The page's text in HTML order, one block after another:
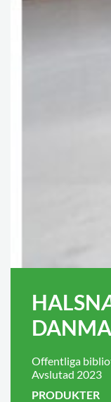
Offentliga
Avslutad 2023
PRODUKTER